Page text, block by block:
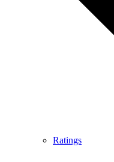
Ratings